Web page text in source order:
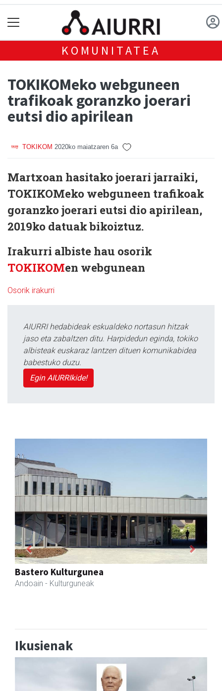
KOMUNITATEA
TOKIKOMeko webguneen
trafikoak goranzko joerari
eutsi dio apirilean
TOKIKOM 2020ko maiatzaren 6a
Martxoan hasitako joerari jarraiki,
TOKIKOMeko webguneen trafikoak
goranzko joerari eutsi dio apirilean,
2019ko datuak bikoiztuz.
Irakurri albiste hau osorik
TOKIKOMen webgunean
Osorik irakurri
AIURRI hedabideak eskualdeko nortasun hitzak
jaso eta zabaltzen ditu. Harpidedun eginda, tokiko
albisteak euskaraz lantzen dituen komunikabidea
babestuko duzu.
Egin AIURRIkide!
Ondarreta taberna
Andoain
Previous Next
Ikusienak